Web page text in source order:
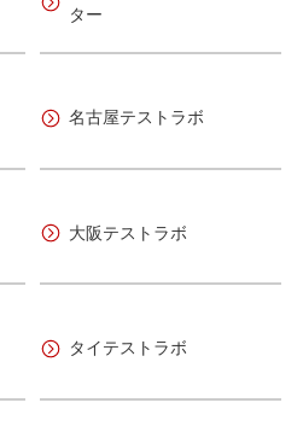
ター
名古屋テストラボ
大阪テストラボ
タイテストラボ